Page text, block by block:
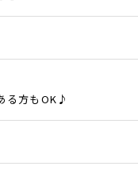
る方もOK♪